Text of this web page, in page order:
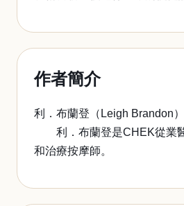
作者簡介
利．布蘭登（Leigh Brandon）
利．布蘭登是CHEK從業醫
和治療按摩師。